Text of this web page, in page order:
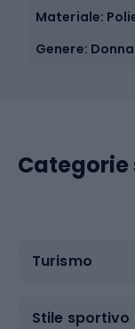
Materiale:
Genere: Donna
Turismo
Stile sportivo